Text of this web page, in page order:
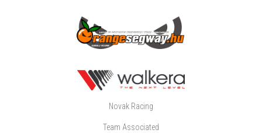
Novak Racing
Team Associated